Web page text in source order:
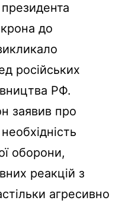
до
російських
РФ.
заявив про
оборони,
реакцій з
агресивно